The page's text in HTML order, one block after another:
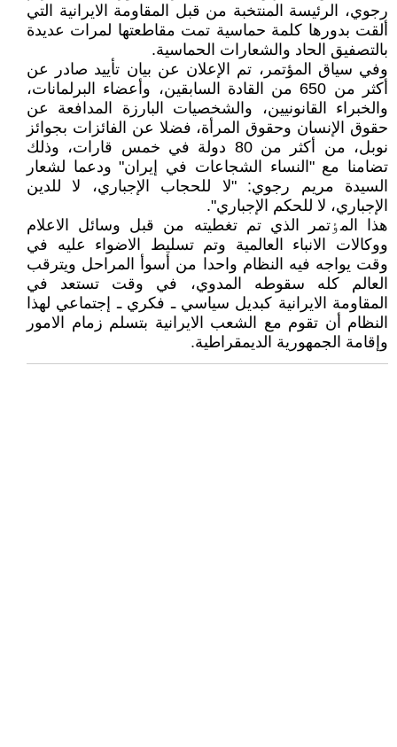
رجوي، الرئيسة المنتخبة من قبل المقاومة الايرانية التي
ألقت بدورها کلمة حماسية تمت مقاطعتها لمرات عديدة
بالتصفيق الحاد والشعارات الحماسية.
وفي سياق المؤتمر، تم الإعلان عن بيان تأييد صادر عن
أكثر من 650 من القادة السابقين، وأعضاء البرلمانات،
والخبراء القانونيين، والشخصيات البارزة المدافعة عن
حقوق الإنسان وحقوق المرأة، فضلا عن الفائزات بجوائز
نوبل، من أكثر من 80 دولة في خمس قارات، وذلك
تضامنا مع "النساء الشجاعات في إيران" ودعما لشعار
السيدة مريم رجوي: "لا للحجاب الإجباري، لا للدين
الإجباري، لا للحكم الإجباري".
هذا المٶتمر الذي تم تغطيته من قبل وسائل الاعلام
ووکالات الانباء العالمية وتم تسليط الاضواء عليه في
وقت يواجه فيه النظام واحدا من أسوأ المراحل ويترقب
العالم کله سقوطه المدوي، في وقت تستعد في
المقاومة الايرانية کبديل سياسي ـ فکري ـ إجتماعي لهذا
النظام أن تقوم مع الشعب الايرانية بتسلم زمام الامور
وإقامة الجمهورية الديمقراطية.